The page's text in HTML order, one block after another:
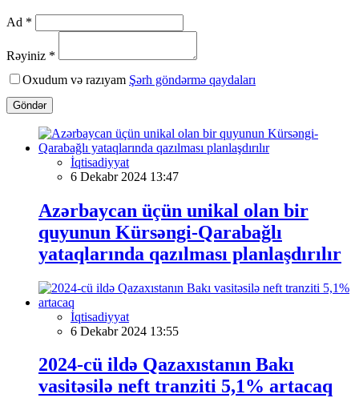
Ad *
Rəyiniz *
Oxudum və razıyam Şərh göndərmə qaydaları
Göndər
İqtisadiyyat
6 Dekabr 2024 13:47
Azərbaycan üçün unikal olan bir
quyunun Kürsəngi-Qarabağlı
yataqlarında qazılması planlaşdırılır
İqtisadiyyat
6 Dekabr 2024 13:55
2024-cü ildə Qazaxıstanın Bakı
vasitəsilə neft tranziti 5,1% artacaq